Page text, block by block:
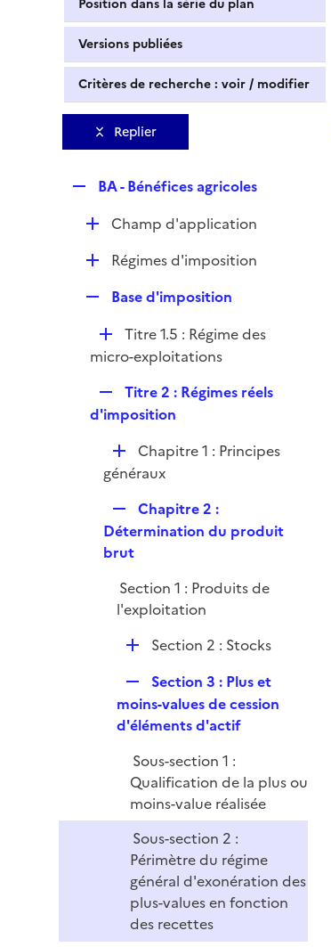
Position dans la série du plan
Versions publiées
Critères de recherche : voir / modifier
Replier
p
l
i
e
BA - Bénéfices agricoles
D
e
r
Champ d'application
D
l
i
e
r
Régimes d'imposition
p
l
r
Base d'imposition
D
é
i
e
r
Titre 1.5 : Régime des
micro-exploitations
e
l
i
Titre 2 : Régimes réels
d'imposition
D
é
i
e
Chapitre 1 : Principes
généraux
e
p
i
e
r
Chapitre 2 :
Détermination du produit
brut
Section 1 : Produits de
l'exploitation
D
l
i
r
Section 2 : Stocks
e
p
i
e
r
Section 3 : Plus et
moins-values de cession
d'éléments d'actif
Sous-section 1 :
Qualification de la plus ou
moins-value réalisée
Sous-section 2 :
Périmètre du régime
général d'exonération des
plus-values en fonction
des recettes